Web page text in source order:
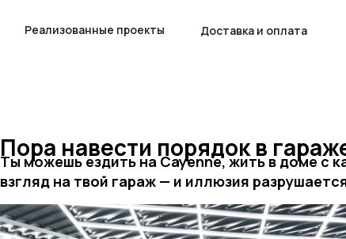
Реализованные проекты Доставка и оплата
Пора навести порядок в
Ты можешь ездить на Cayenne, жить в доме с
взгляд на твой гараж — и иллюзия